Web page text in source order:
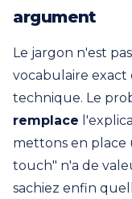
argument
Le jargon n'est
vocabulaire
technique. Le
remplace
mettons en
touch" n'a de
sachiez enfin